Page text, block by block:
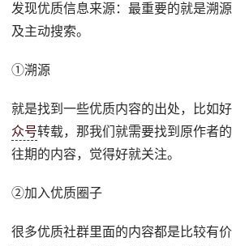
发现优质信息来源：最重要的就是溯
及主动搜索。
①溯源
就是找到一些优质内容的出处，比如
众号转载，那我们就需要找到原作者
往期的内容，觉得好就关注。
②加入优质圈子
很多优质社群里面的内容都是比较有